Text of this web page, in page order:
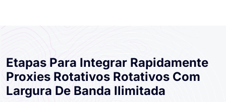
Etapas Para Integrar Rapidamente
Proxies Rotativos Rotativos Com
Largura De Banda Ilimitada